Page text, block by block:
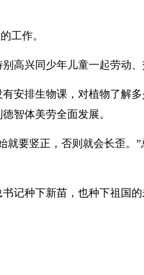
工作。
高兴同少年儿童一起劳动
有安排生物课，对植物了
智体美劳全面发展。
就要竖正，否则就会长歪。
记种下新苗，也种下祖国的